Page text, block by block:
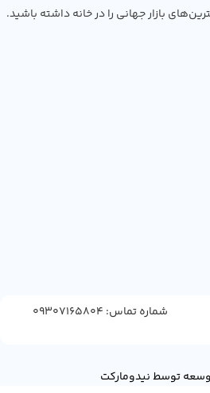
بازار جهانی را در خانه داشته باشید.
شماره تماس: 09307165804
توسط نیدومارکت